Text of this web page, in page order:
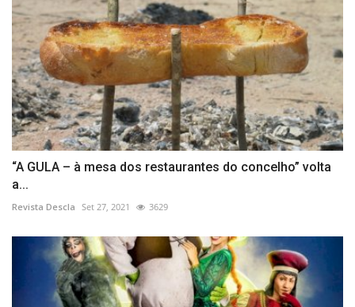
“A GULA – à mesa dos restaurantes do concelho” volta
a...
Revista Descla Set 27, 2021 3629